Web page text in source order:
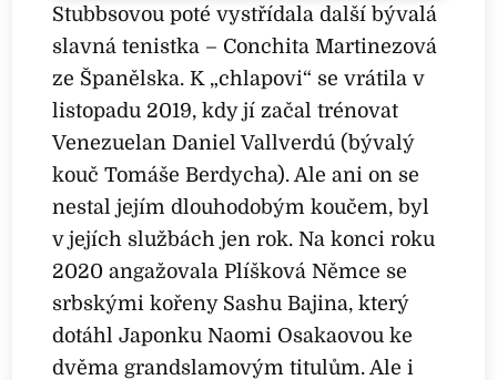
Stubbsovou poté vystřídala další bývalá
slavná tenistka – Conchita Martinezová
ze Španělska. K „chlapovi“ se vrátila v
listopadu 2019, kdy jí začal trénovat
Venezuelan Daniel Vallverdú (bývalý
kouč Tomáše Berdycha). Ale ani on se
nestal jejím dlouhodobým koučem, byl
v jejích službách jen rok. Na konci roku
2020 angažovala Plíšková Němce se
srbskými kořeny Sashu Bajina, který
dotáhl Japonku Naomi Osakaovou ke
dvěma grandslamovým titulům. Ale i